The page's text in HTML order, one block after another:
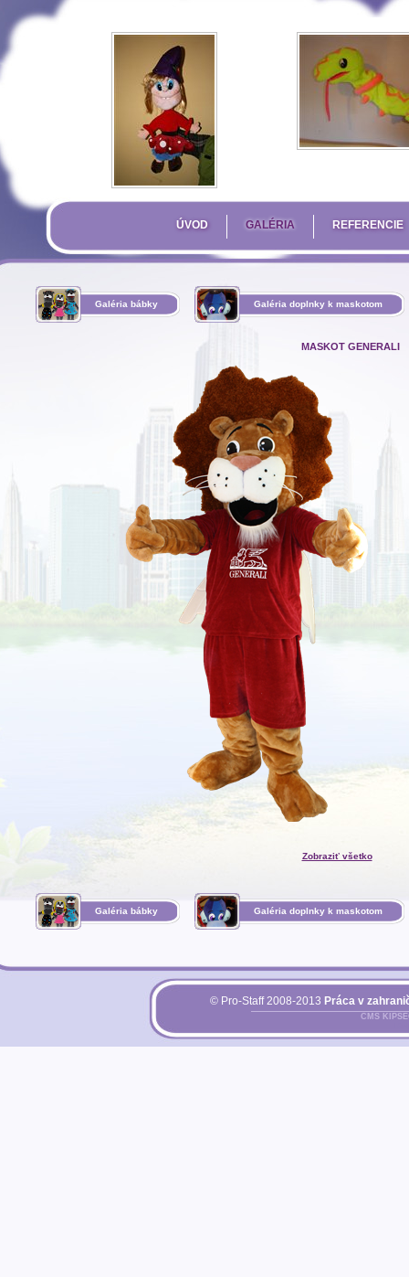
ÚVOD GALÉRIA REFERENCIE
Galéria bábky Galéria doplnky k maskotom
MASKOT GENERALI
Zobraziť všetko
Galéria bábky Galéria doplnky k maskotom
© Pro-Staff 2008-2013 Práca v
CMS